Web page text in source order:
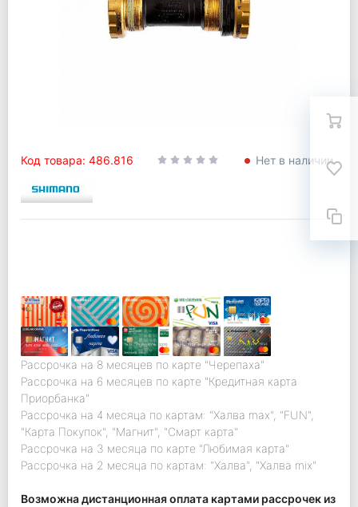
Код товара: 486.816 Нет в наличии
Рассрочка на 8 месяцев по карте "Черепаха"
Рассрочка на 6 месяцев по карте "Кредитная карта
Приорбанка"
Рассрочка на 4 месяца по картам: "Халва max", "FUN",
"Карта Покупок", "Магнит", "Смарт карта"
Рассрочка на 3 месяца по карте "Любимая карта"
Рассрочка на 2 месяца по картам: "Халва", "Халва mix"
Возможна дистанционная оплата картами рассрочек из